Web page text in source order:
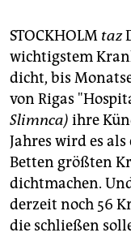
genossenschaft
epaper login
STOCKHOLM taz
wichtigstem
dicht, bis
von Rigas
Slimnca) ihre
Jahres wird es
Betten größten
dichtmachen.
derzeit noch 56
die schließen